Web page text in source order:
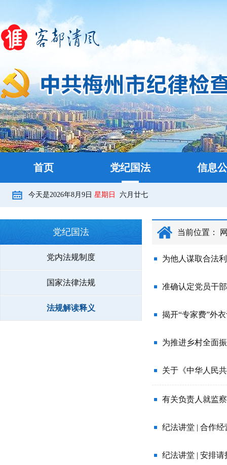
首页 党纪国法 信息
今天是2026年8月9日 星期日 六月廿七
党纪国法
党内法规制度
国家法律法规
法规解读释义
当前位置：
为他人谋取合法
准确认定党员干
揭开“专家费”外
关于《中华人民
有关负责人就监
纪法讲堂 | 合作
纪法讲堂 | 安排